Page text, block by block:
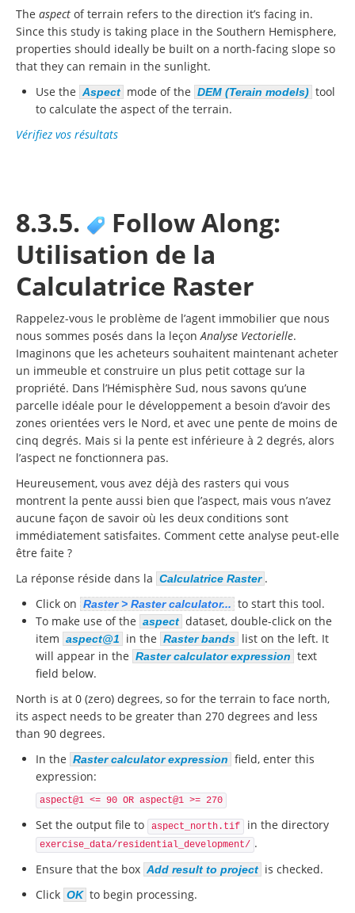
The aspect of terrain refers to the direction it’s facing in.
Since this study is taking place in the Southern Hemisphere,
properties should ideally be built on a north-facing slope so
that they can remain in the sunlight.
Use the Aspect mode of the DEM (Terain models) tool
to calculate the aspect of the terrain.
Vérifiez vos résultats
8.3.5.
Follow Along:
Utilisation de la
Calculatrice Raster
Rappelez-vous le problème de l’agent immobilier que nous
nous sommes posés dans la leçonAnalyse Vectorielle.
Imaginons que les acheteurs souhaitent maintenant acheter
un immeuble et construire un plus petit cottage sur la
propriété. Dans l’Hémisphère Sud, nous savons qu’une
parcelle idéale pour le développement a besoin d’avoir des
zones orientées vers le Nord, et avec une pente de moins de
cinq degrés. Mais si la pente est inférieure à 2 degrés, alors
l’aspect ne fonctionnera pas.
Heureusement, vous avez déjà des rasters qui vous
montrent la pente aussi bien que l’aspect, mais vous n’avez
aucune façon de savoir où les deux conditions sont
immédiatement satisfaites. Comment cette analyse peut-elle
être faite ?
La réponse réside dans la Calculatrice Raster .
Click on Raster > Raster calculator... to start this tool.
To make use of the aspect dataset, double-click on the
item aspect@1 in the Raster bands list on the left. It
will appear in the Raster calculator expression text
field below.
North is at 0 (zero) degrees, so for the terrain to face north,
its aspect needs to be greater than 270 degrees and less
than 90 degrees.
In the Raster calculator expression field, enter this
expression:
aspect@1 <= 90 OR aspect@1 >= 270
Set the output file to aspect_north.tif in the directory
exercise_data/residential_development/ .
Ensure that the box Add result to project is checked.
Click OK to begin processing.